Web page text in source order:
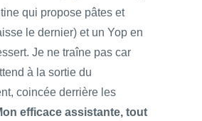
qui propose pâtes et
le dernier) et un Yop en
Je ne traîne pas car
à la sortie du
coincée derrière les
efficace assistante, tout